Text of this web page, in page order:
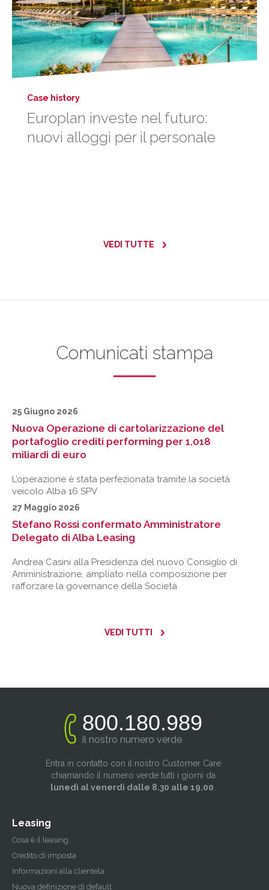
Case history
Europlan investe nel futuro:
nuovi alloggi per il personale
VEDI TUTTE
Comunicati stampa
25 Giugno 2026
Nuova Operazione di cartolarizzazione del
portafoglio crediti performing per 1,018
miliardi di euro
L’operazione è stata perfezionata tramite la società
veicolo Alba 16 SPV
27 Maggio 2026
Stefano Rossi confermato Amministratore
Delegato di Alba Leasing
Andrea Casini alla Presidenza del nuovo Consiglio di
Amministrazione, ampliato nella composizione per
rafforzare la governance della Società
VEDI TUTTI
800.180.989
il nostro numero verde
Entra in contatto con il nostro Customer Care
chiamando il numero verde tutti i giorni da
lunedì al venerdì dalle 8.30 alle 19.00
Leasing
Cosa è il leasing
Credito di imposta
Informazioni alla clientela
Nuova definizione di default